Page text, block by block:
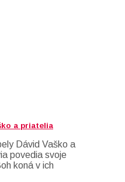
a priatelia
Dávid Vaško a
povedia svoje
koná v ich